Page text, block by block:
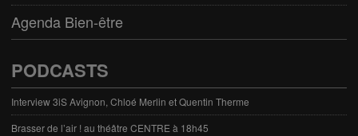
Agenda Bien-être
PODCASTS
Interview 3iS Avignon, Chloé Merlin et Quentin Therme
Brasser de l’air ! au théâtre CENTRE à 18h45